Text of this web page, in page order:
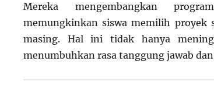
Mereka mengembangkan
memungkinkan siswa memilih proyek
masing. Hal ini tidak hanya
menumbuhkan rasa tanggung jawab